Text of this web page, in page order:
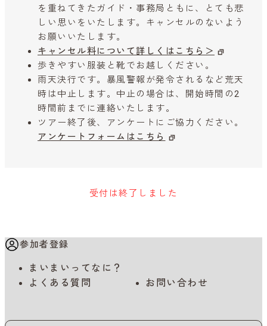
を重ねてきたガイド・事務局ともに、とても悲
しい思いをいたします。キャンセルのないよう
お願いいたします。
キャンセル料について詳しくはこちら＞
歩きやすい服装と靴でお越しください。
雨天決行です。暴風警報が発令されるなど荒天
時は中止します。中止の場合は、開始時間の2
時間前までに連絡いたします。
ツアー終了後、アンケートにご協力ください。
アンケートフォームはこちら
受付は終了しました
参加者登録
まいまいってなに？
よくある質問
お問い合わせ